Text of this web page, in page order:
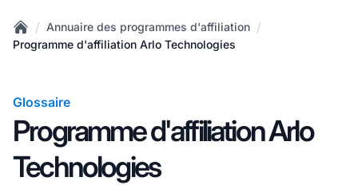
Home
/ Annuaire des programmes d'affiliation /
Programme d'affiliation Arlo Technologies
Glossaire
Programme d'affiliation Arlo
Technologies